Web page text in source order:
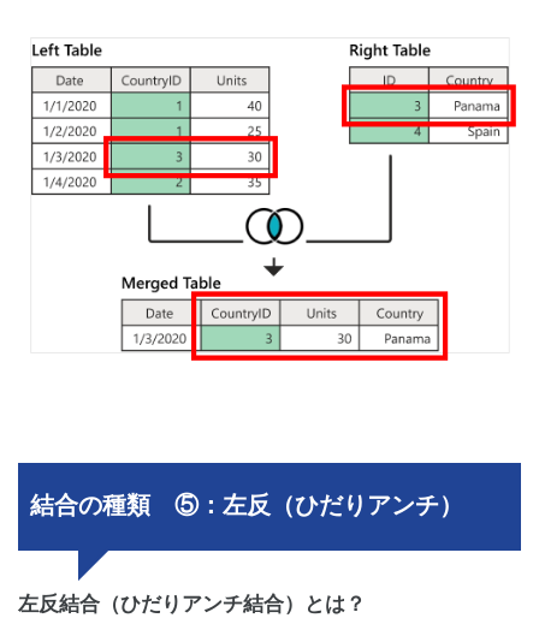
結合の種類 ⑤：左反（ひだりアンチ）
左反結合（ひだりアンチ結合）とは？